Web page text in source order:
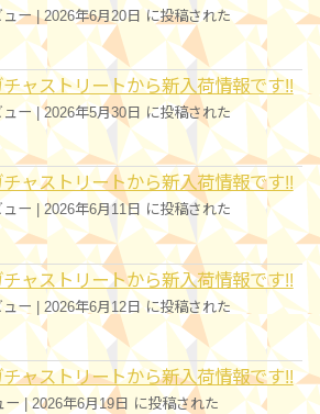
ー|2026年6月20日 に投稿された
ャストリートから新入荷情報です!!
ー|2026年5月30日 に投稿された
ャストリートから新入荷情報です!!
ー |2026年6月11日 に投稿された
ャストリートから新入荷情報です!!
ー 2026年6月12日 に投稿された
ャストリートから新入荷情報です!!
ー|2026年6月19日 に投稿された